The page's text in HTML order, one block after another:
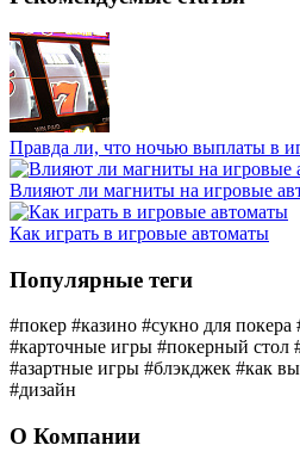
Правда ли, что ночью выплаты в
Влияют ли магниты на игровые
Как играть в игровые автоматы
Популярные теги
#покер #казино #сукно для покера
#карточные игры #покерный стол
#азартные игры #блэкджек #как
#дизайн
О Компании